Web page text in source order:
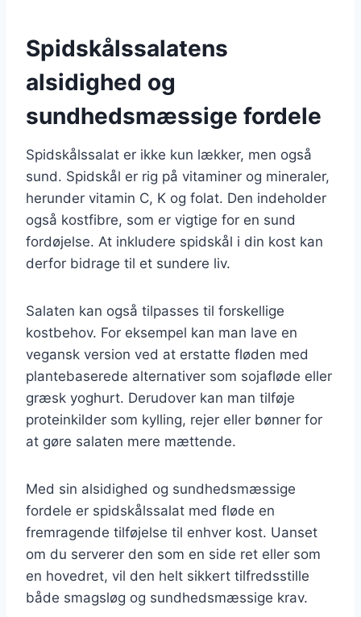
Spidskålssalatens
alsidighed og
sundhedsmæssige fordele
Spidskålssalat er ikke kun lækker, men også
sund. Spidskål er rig på vitaminer og mineraler,
herunder vitamin C, K og folat. Den indeholder
også kostfibre, som er vigtige for en sund
fordøjelse. At inkludere spidskål i din kost kan
derfor bidrage til et sundere liv.
Salaten kan også tilpasses til forskellige
kostbehov. For eksempel kan man lave en
vegansk version ved at erstatte fløden med
plantebaserede alternativer som sojafløde eller
græsk yoghurt. Derudover kan man tilføje
proteinkilder som kylling, rejer eller bønner for
at gøre salaten mere mættende.
Med sin alsidighed og sundhedsmæssige
fordele er spidskålssalat med fløde en
fremragende tilføjelse til enhver kost. Uanset
om du serverer den som en side ret eller som
en hovedret, vil den helt sikkert tilfredsstille
både smagsløg og sundhedsmæssige krav.